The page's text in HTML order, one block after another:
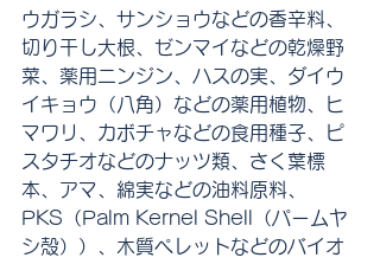
ウガラシ、サンショウなどの香辛料、
切り干し大根、ゼンマイなどの乾燥野
菜、薬用ニンジン、ハスの実、ダイウ
イキョウ（八角）などの薬用植物、ヒ
マワリ、カボチャなどの食用種子、ピ
スタチオなどのナッツ類、さく葉標
本、アマ、綿実などの油料原料、
PKS（Palm Kernel Shell（パームヤ
シ殻））、木質ペレットなどのバイオ